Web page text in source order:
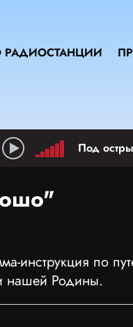
РАДИОСТАНЦИИ
Под
инструкция по
нашей Родины.